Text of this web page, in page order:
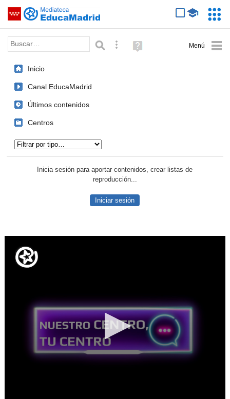
Saltar navegación
Palabra o frase: Búsqueda avanzada
Ayuda
(en
Inicio
Canal EducaMadrid
Últimos contenidos
Centros
Inicia sesión para aportar contenidos, crear listas de
reproducción...
Iniciar sesión